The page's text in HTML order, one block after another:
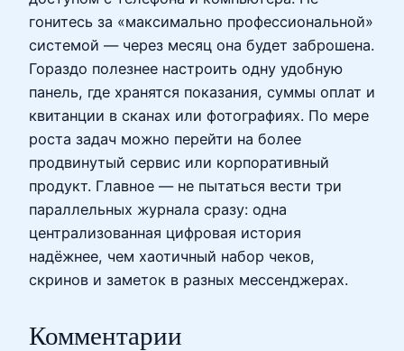
гонитесь за «максимально профессиональной»
системой — через месяц она будет заброшена.
Гораздо полезнее настроить одну удобную
панель, где хранятся показания, суммы оплат и
квитанции в сканах или фотографиях. По мере
роста задач можно перейти на более
продвинутый сервис или корпоративный
продукт. Главное — не пытаться вести три
параллельных журнала сразу: одна
централизованная цифровая история
надёжнее, чем хаотичный набор чеков,
скринов и заметок в разных мессенджерах.
Комментарии